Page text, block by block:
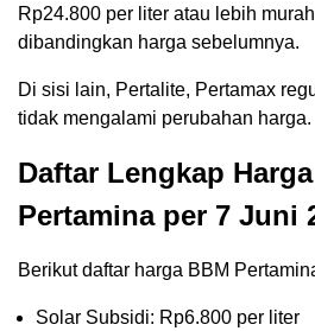
Rp24.800 per liter atau lebih
dibandingkan harga sebelumnya.
Di sisi lain, Pertalite, Pertamax
tidak mengalami perubahan harga.
Daftar Lengkap
Pertamina per 7 Juni
Berikut daftar harga BBM
Solar Subsidi: Rp6.800 per liter